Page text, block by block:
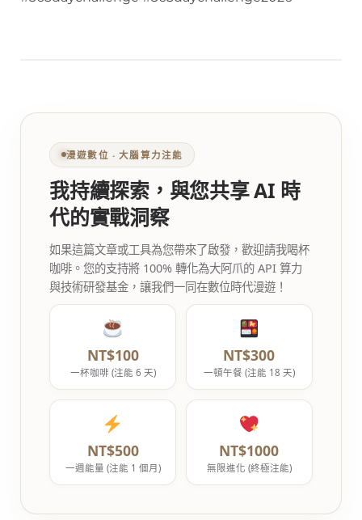
漫遊數位 ‧ 大腦算力注能
我持續探索，與您共享 AI 時
代的實戰洞察
如果這篇文章或工具為您帶來了啟發，歡迎請我喝杯
咖啡。您的支持將 100% 轉化為大阿爪的 API 算力
與技術研發基金，讓我們一同在數位時代漫遊！
NT$100
一杯咖啡 (注能 6 天)
NT$300
一頓午餐 (注能 18 天)
NT$500
一週能量 (注能 1 個月)
NT$1000
無限進化 (終極注能)